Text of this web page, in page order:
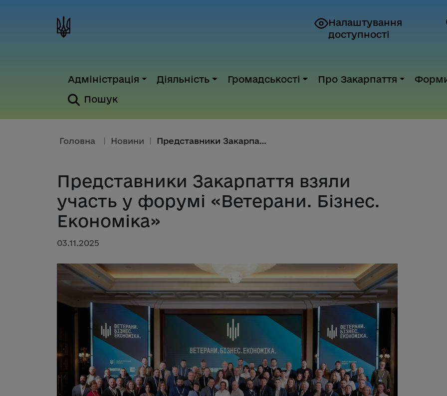
Налаштування
доступності
Адміністрація Діяльність Громадськості Про Закарпаття
Пошук
Головна Новини Представники Закарпаття взяли ...
Представники Закарпаття взяли
участь у форумі «Ветерани. Бізнес.
Економіка»
03.11.2025